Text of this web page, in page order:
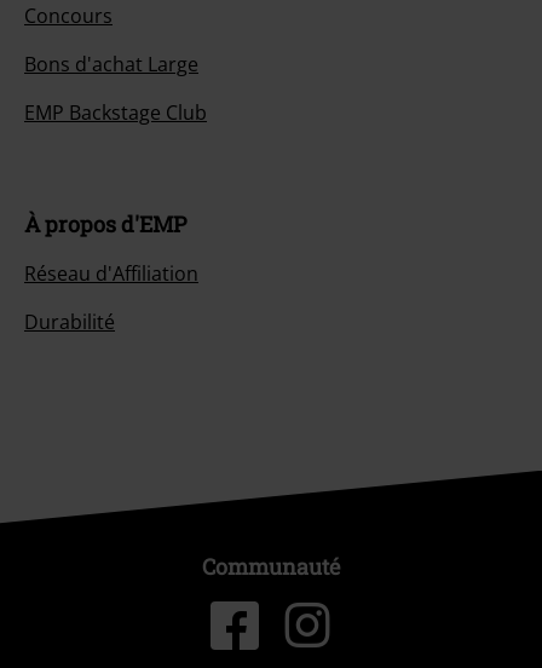
Concours
Bons d'achat Large
EMP Backstage Club
À propos d'EMP
Réseau d'Affiliation
Durabilité
Communauté